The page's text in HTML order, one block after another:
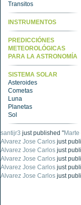
Transitos
INSTRUMENTOS
PREDICCIÓNES
METEOROLÓGICAS
PARA LA ASTRONOMÍA
SISTEMA SOLAR
Asteroides
Cometas
Luna
Planetas
Sol
santijr3 just published "Marte
Alvarez Jose Carlos just
Alvarez Jose Carlos just
Alvarez Jose Carlos just
Alvarez Jose Carlos just
Alvarez Jose Carlos just